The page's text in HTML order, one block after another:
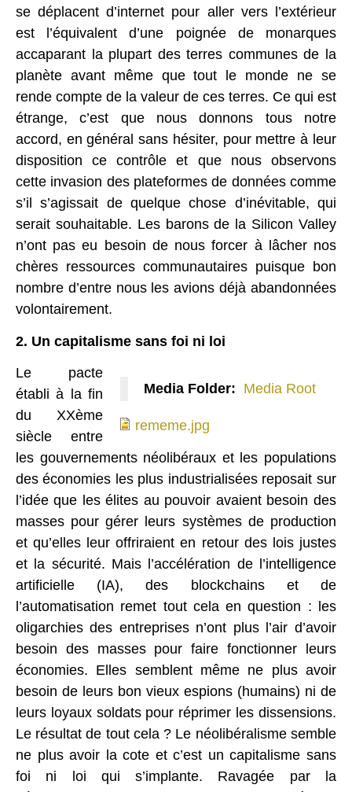
se déplacent d’internet pour aller vers l’extérieur
est l’équivalent d’une poignée de monarques
accaparant la plupart des terres communes de la
planète avant même que tout le monde ne se
rende compte de la valeur de ces terres. Ce qui est
étrange, c’est que nous donnons tous notre
accord, en général sans hésiter, pour mettre à leur
disposition ce contrôle et que nous observons
cette invasion des plateformes de données comme
s’il s’agissait de quelque chose d’inévitable, qui
serait souhaitable. Les barons de la Silicon Valley
n’ont pas eu besoin de nous forcer à lâcher nos
chères ressources communautaires puisque bon
nombre d’entre nous les avions déjà abandonnées
volontairement.
2. Un capitalisme sans foi ni loi
Media Folder: Media Root
rememe.jpg
Le pacte
établi à la fin
du XXème
siècle entre
les gouvernements néolibéraux et les populations
des économies les plus industrialisées reposait sur
l’idée que les élites au pouvoir avaient besoin des
masses pour gérer leurs systèmes de production
et qu’elles leur offriraient en retour des lois justes
et la sécurité. Mais l’accélération de l’intelligence
artificielle (IA), des blockchains et de
l’automatisation remet tout cela en question : les
oligarchies des entreprises n’ont plus l’air d’avoir
besoin des masses pour faire fonctionner leurs
économies. Elles semblent même ne plus avoir
besoin de leurs bon vieux espions (humains) ni de
leurs loyaux soldats pour réprimer les dissensions.
Le résultat de tout cela ? Le néolibéralisme semble
ne plus avoir la cote et c’est un capitalisme sans
foi ni loi qui s’implante. Ravagée par la